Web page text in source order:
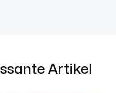
Artikel